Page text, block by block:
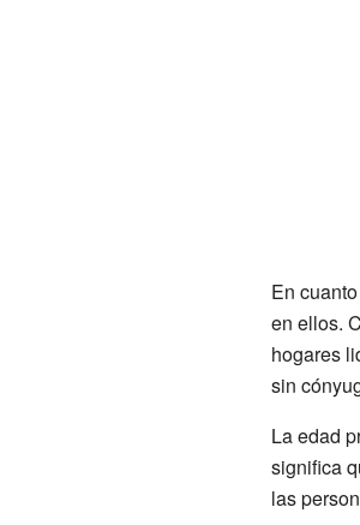
En
en ellos.
hogares
sin
La edad
significa
las